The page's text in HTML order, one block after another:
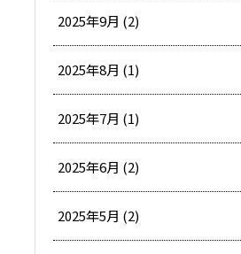
2025年9月 (2)
2025年8月 (1)
2025年7月 (1)
2025年6月 (2)
2025年5月 (2)